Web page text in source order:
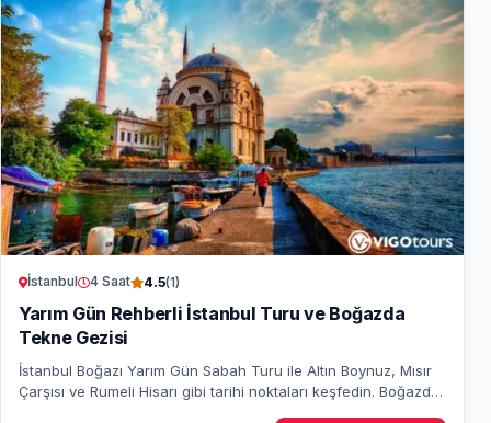
İstanbul 4 Saat 4.5(1)
Yarım Gün Rehberli İstanbul Turu ve Boğazda
Tekne Gezisi
İstanbul Boğazı Yarım Gün Sabah Turu ile Altın Boynuz, Mısır
Çarşısı ve Rumeli Hisarı gibi tarihi noktaları keşfedin. Boğazda